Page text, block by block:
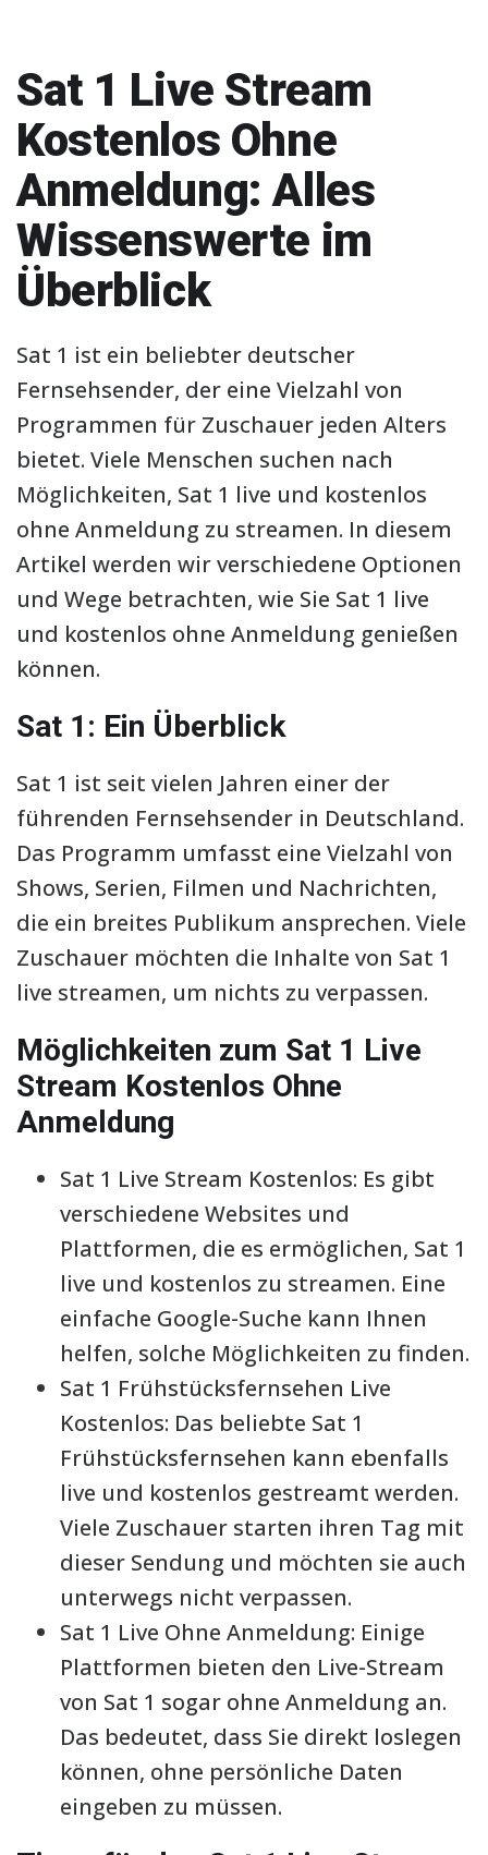
Sat 1 Live Stream
Kostenlos Ohne
Anmeldung: Alles
Wissenswerte im
Überblick
Sat 1 ist ein beliebter deutscher
Fernsehsender, der eine Vielzahl von
Programmen für Zuschauer jeden Alters
bietet. Viele Menschen suchen nach
Möglichkeiten, Sat 1 live und kostenlos
ohne Anmeldung zu streamen. In diesem
Artikel werden wir verschiedene Optionen
und Wege betrachten, wie Sie Sat 1 live
und kostenlos ohne Anmeldung genießen
können.
Sat 1: Ein Überblick
Sat 1 ist seit vielen Jahren einer der
führenden Fernsehsender in Deutschland.
Das Programm umfasst eine Vielzahl von
Shows, Serien, Filmen und Nachrichten,
die ein breites Publikum ansprechen. Viele
Zuschauer möchten die Inhalte von Sat 1
live streamen, um nichts zu verpassen.
Möglichkeiten zum Sat 1 Live
Stream Kostenlos Ohne
Anmeldung
Sat 1 Live Stream Kostenlos: Es gibt
verschiedene Websites und
Plattformen, die es ermöglichen, Sat 1
live und kostenlos zu streamen. Eine
einfache Google-Suche kann Ihnen
helfen, solche Möglichkeiten zu finden.
Sat 1 Frühstücksfernsehen Live
Kostenlos: Das beliebte Sat 1
Frühstücksfernsehen kann ebenfalls
live und kostenlos gestreamt werden.
Viele Zuschauer starten ihren Tag mit
dieser Sendung und möchten sie auch
unterwegs nicht verpassen.
Sat 1 Live Ohne Anmeldung: Einige
Plattformen bieten den Live-Stream
von Sat 1 sogar ohne Anmeldung an.
Das bedeutet, dass Sie direkt loslegen
können, ohne persönliche Daten
eingeben zu müssen.